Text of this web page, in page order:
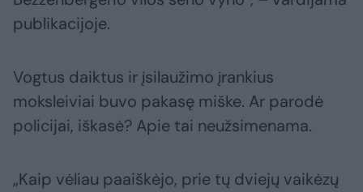
publikacijoje.
Vogtus daiktus ir įsilaužimo įrankius
moksleiviai buvo pakasę miške. Ar parodė
policijai, iškasė? Apie tai neužsimenama.
„Kaip vėliau paaiškėjo, prie tų dviejų vaikėzų